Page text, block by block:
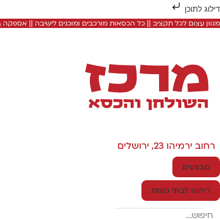
דילוג לתוכן
מגוון עצום לכל תקציב || כל הכסאות מורכבים ומוכנים לישיבה ||
רחוב ירמיהו 23, ירושלים
מבצעים
ריהוט לבתי כנסת
Search